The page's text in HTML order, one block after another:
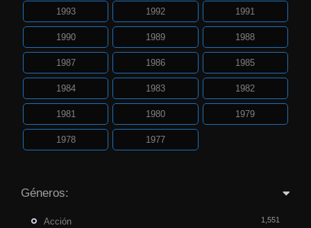
1993 1992 1991
1990 1989 1988
1987 1986 1985
1984 1983 1982
1981 1980 1979
1978 1977
Géneros:
Acción 1,551